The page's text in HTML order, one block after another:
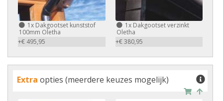
1x Dakgootset kunststof
100mm Oletha
+€ 495,95
1xDakgootset verzinkt
Oletha
+€ 380,95
Extra opties (meerdere keuzes mogelijk)